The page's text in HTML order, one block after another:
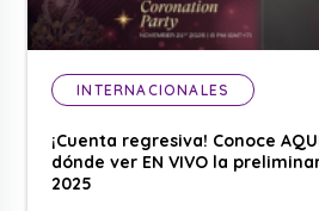
INTERNACIONALES
¡Cuenta regresiva! Conoce
dónde ver EN VIVO la
2025